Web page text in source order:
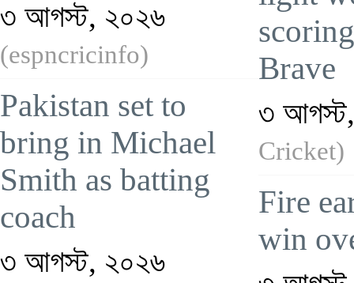
৩ আগস্ট, ২০২৬
(espncricinfo)
Pakistan set to
bring in Michael
Smith as batting
coach
৩ আগস্ট, ২০২৬
Brave
৩
Cricket)
Fire
win